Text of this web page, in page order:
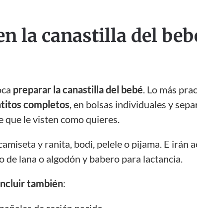
la canastilla del
preparar la canastilla del bebé. Lo más
completos, en bolsas individuales y
que le visten como quieres.
y ranita, bodi, pelele o pijama. E irán
de lana o algodón y babero para lactancia.
también: